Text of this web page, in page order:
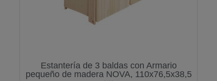
Estantería de 3 baldas con Armario
pequeño de madera NOVA, 110x76,5x38,5